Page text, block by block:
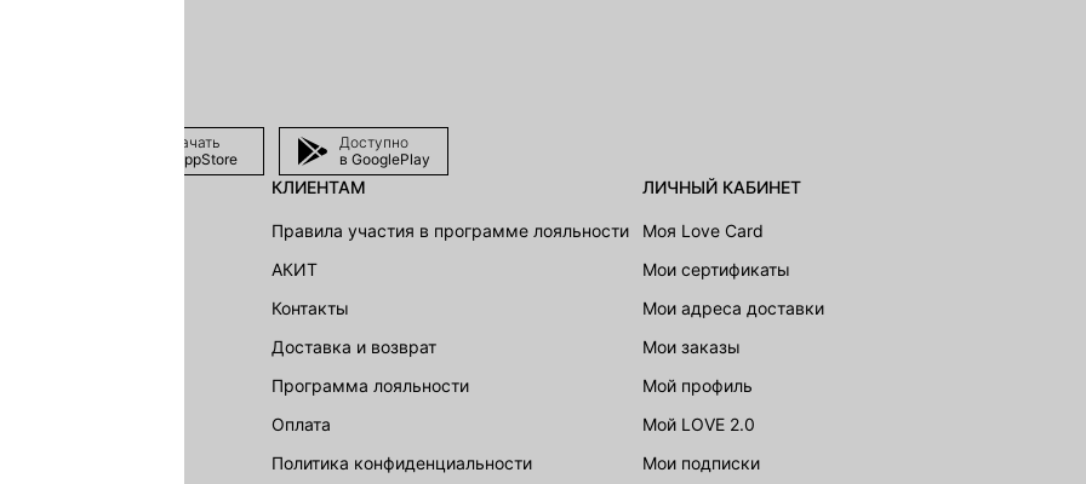
Скачать
в AppStore
Доступно
в GooglePlay
КЛИЕНТАМ
Правила участия в программе лояльности
АКИТ
Контакты
Доставка и возврат
Программа лояльности
Оплата
Политика конфиденциальности
ЛИЧНЫЙ КАБИНЕТ
Моя Love Card
Мои сертификаты
Мои адреса доставки
Мои заказы
Мой профиль
Мой LOVE 2.0
Мои подписки